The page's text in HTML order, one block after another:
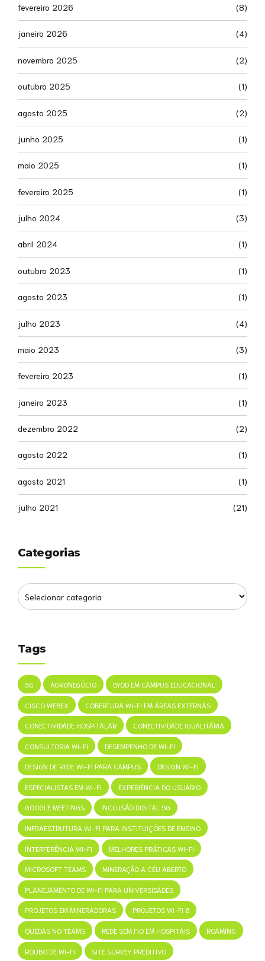
fevereiro 2026 (8)
janeiro 2026 (4)
novembro 2025 (2)
outubro 2025 (1)
agosto 2025 (2)
junho 2025 (1)
maio 2025 (1)
fevereiro 2025 (1)
julho 2024 (3)
abril 2024 (1)
outubro 2023 (1)
agosto 2023 (1)
julho 2023 (4)
maio 2023 (3)
fevereiro 2023 (1)
janeiro 2023 (1)
dezembro 2022 (2)
agosto 2022 (1)
agosto 2021 (1)
julho 2021 (21)
Categorias
Tags
5G AGRONEGÓCIO BYOD EM CAMPUS EDUCACIONAL
CISCO WEBEX COBERTURA WI-FI EM ÁREAS EXTERNAS
CONECTIVIDADE HOSPITALAR CONECTIVIDADE IGUALITÁRIA
CONSULTORIA WI-FI DESEMPENHO DE WI-FI
DESIGN DE REDE WI-FI PARA CAMPUS DESIGN WI-FI
ESPECIALISTAS EM WI-FI EXPERIÊNCIA DO USUÁRIO
GOOGLE MEETINGS INCLUSÃO DIGITAL 5G
INFRAESTRUTURA WI-FI PARA INSTITUIÇÕES DE ENSINO
INTERFERÊNCIA WI-FI MELHORES PRÁTICAS WI-FI
MICROSOFT TEAMS MINERAÇÃO A CÉU ABERTO
PLANEJAMENTO DE WI-FI PARA UNIVERSIDADES
PROJETOS EM MINERADORAS PROJETOS WI-FI 6
QUEDAS NO TEAMS REDE SEM FIO EM HOSPITAIS ROAMING
ROUBO DE WI-FI SITE SURVEY PREDITIVO